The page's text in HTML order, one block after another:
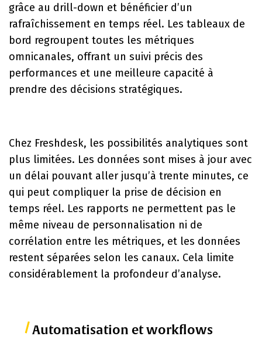
grâce au drill-down et bénéficier d’un
rafraîchissement en temps réel. Les tableaux de
bord regroupent toutes les métriques
omnicanales, offrant un suivi précis des
performances et une meilleure capacité à
prendre des décisions stratégiques.
Chez Freshdesk, les possibilités analytiques sont
plus limitées. Les données sont mises à jour avec
un délai pouvant aller jusqu’à trente minutes, ce
qui peut compliquer la prise de décision en
temps réel. Les rapports ne permettent pas le
même niveau de personnalisation ni de
corrélation entre les métriques, et les données
restent séparées selon les canaux. Cela limite
considérablement la profondeur d’analyse.
Automatisation et workflows